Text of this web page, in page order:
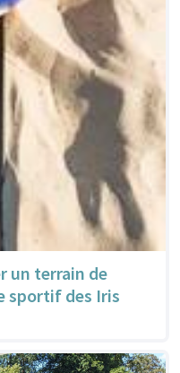
un terrain de
sportif des Iris